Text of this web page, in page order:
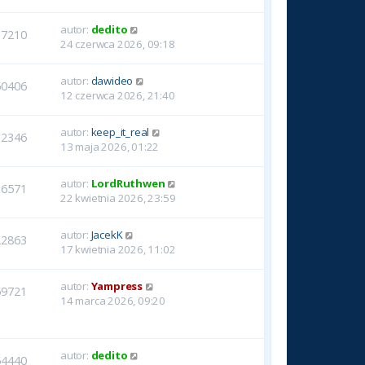
autor: dedito
24 czerwca 2026, 09:18
autor: dawideo
12 czerwca 2026, 21:40
autor: keep_it_real
13 maja 2026, 01:22
autor: LordRuthwen
22 kwietnia 2026, 23:59
autor: JacekK
17 kwietnia 2026, 11:02
autor: Yampress
14 marca 2026, 09:20
autor: dedito